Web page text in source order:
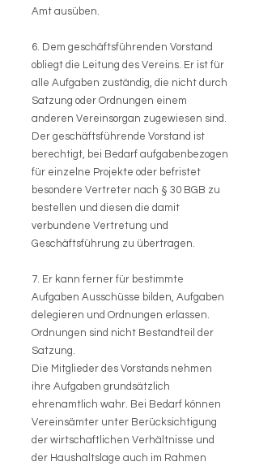
Amt ausüben.
6. Dem geschäftsführenden Vorstand
obliegt die Leitung des Vereins. Er ist für
alle Aufgaben zuständig, die nicht durch
Satzung oder Ordnungen einem
anderen Vereinsorgan zugewiesen sind.
Der geschäftsführende Vorstand ist
berechtigt, bei Bedarf aufgabenbezogen
für einzelne Projekte oder befristet
besondere Vertreter nach § 30 BGB zu
bestellen und diesen die damit
verbundene Vertretung und
Geschäftsführung zu übertragen.
7. Er kann ferner für bestimmte
Aufgaben Ausschüsse bilden, Aufgaben
delegieren und Ordnungen erlassen.
Ordnungen sind nicht Bestandteil der
Satzung.
Die Mitglieder des Vorstands nehmen
ihre Aufgaben grundsätzlich
ehrenamtlich wahr. Bei Bedarf können
Vereinsämter unter Berücksichtigung
der wirtschaftlichen Verhältnisse und
der Haushaltslage auch im Rahmen